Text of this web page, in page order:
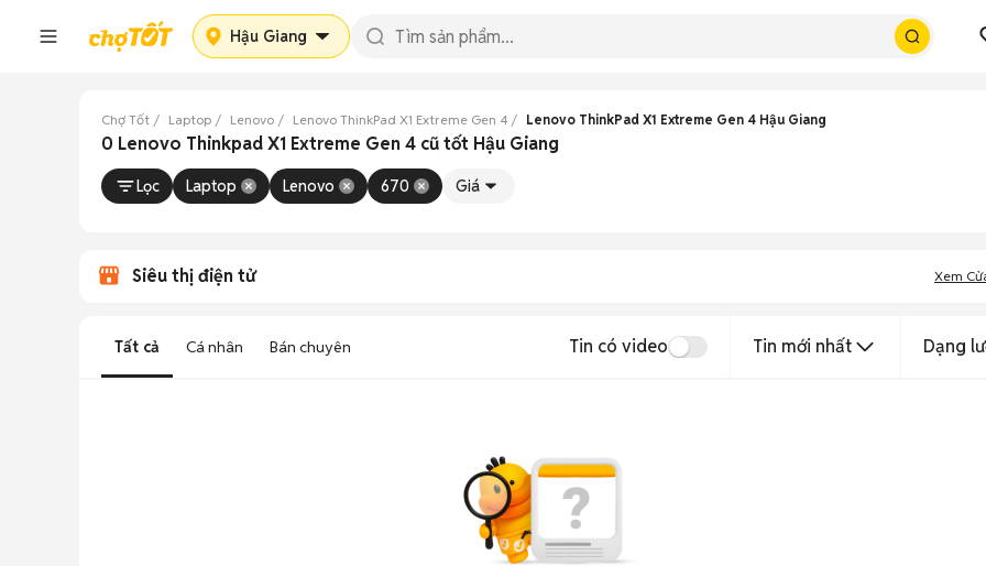
Hậu Giang
Chợ Tốt Laptop Lenovo Lenovo ThinkPad X1 Extreme Gen 4 Lenovo ThinkPad X1 Extreme Gen 4 Hậu Giang
0 Lenovo Thinkpad X1 Extreme Gen 4 cũ tốt Hậu Giang
Lọc Laptop Lenovo 670 Giá
Siêu thị điện tử Xem
Tất cả Cá nhân Bán chuyên Tin có video Tin mới nhất Dạng